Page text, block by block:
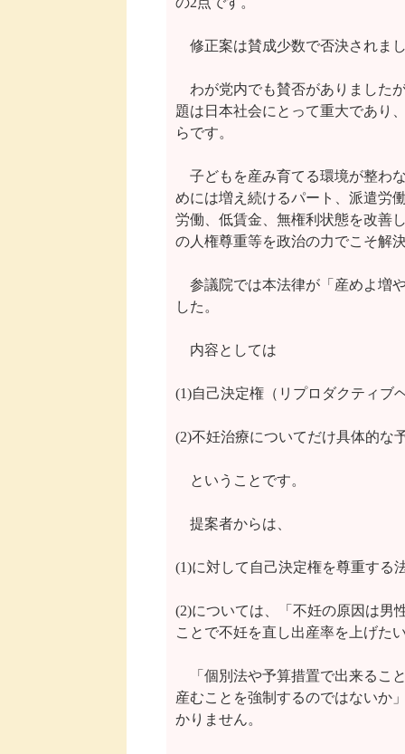
修正案は賛成少数で否決されま
わが党内でも賛否がありました
題は日本社会にとって重大であり
らです。
子どもを産み育てる環境が整わ
めには増え続けるパート、派遣労
労働、低賃金、無権利状態を改善
の人権尊重等を政治の力でこそ解
参議院では本法律が「産めよ増
した。
内容としては
(1)自己決定権（リプロダクティブ
(2)不妊治療についてだけ具体的な
ということです。
提案者からは、
(1)に対して自己決定権を尊重する
(2)については、「不妊の原因は男
ことで不妊を直し出産率を上げた
「個別法や予算措置で出来るこ
産むことを強制するのではないか
かりません。